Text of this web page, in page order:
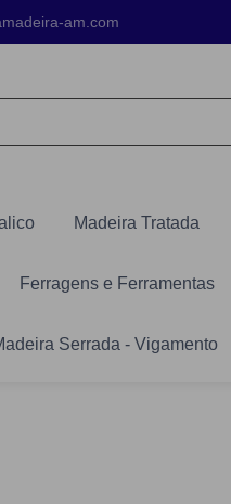
am.com
Madeira Tratada
Ferragens e Ferramentas
Serrada - Vigamento